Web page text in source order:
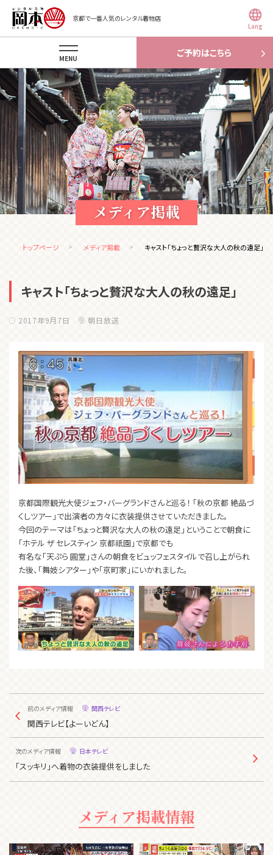
京都で一番人気のレンタル着物店
Lang
ご予約はこちら
MENU
メディア掲載
トップページ メディア掲載 キャスト「ちょっと贅沢な大人の秋の遠足」
キャスト「ちょっと贅沢な大人の秋の遠足」
2017年9月7日 朝日放送
京都国際観光大使ジェフ・バーグランドさんと巡る！ 「秋の京都 絶品づ
くしツアー」で出演者の方々に衣装提供させていただきました。
今回のテーマは「ちょっと贅沢な大人の秋の遠足」ということで朝食に
「ホテル ザ セレスティン 京都祇園」で京都でも
有名な「天ぷら 圓堂」さんの朝食をビュッフェスタイルで召し上がられ
た後、「舞妓シアター」や「京町家」にいかれました。
前のメディア情報 関西テレビ
関西テレビ【よーいどん】
次のメディア情報 日本テレビ
「スッキリ」へ着物の衣装提供をしました
メディア掲載情報